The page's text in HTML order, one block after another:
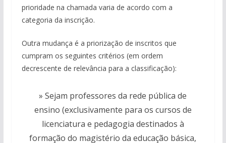
prioridade na chamada varia de acordo com a
categoria da inscrição.
Outra mudança é a priorização de inscritos que
cumpram os seguintes critérios (em ordem
decrescente de relevância para a classificação):
» Sejam professores da rede pública de
ensino (exclusivamente para os cursos de
licenciatura e pedagogia destinados à
formação do magistério da educação básica,